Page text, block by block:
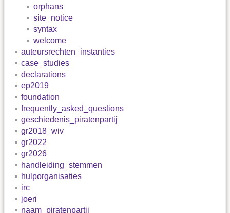
orphans
site_notice
syntax
welcome
auteursrechten_instanties
case_studies
declarations
ep2019
foundation
frequently_asked_questions
geschiedenis_piratenpartij
gr2018_wiv
gr2022
gr2026
handleiding_stemmen
hulporganisaties
irc
joeri
naam_piratenpartij